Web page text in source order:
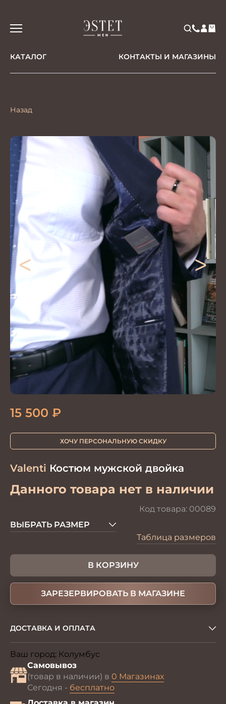
КАТАЛОГ КОНТАКТЫ И МАГАЗИНЫ
Назад
< >
Valenti Костюм мужской двойка
Данного товара нет в наличии
Код товара: 00089
15 500 ₽
ХОЧУ ПЕРСОНАЛЬНУЮ СКИДКУ
ВЫБРАТЬ РАЗМЕР
Таблица размеров
В КОРЗИНУ
ЗАРЕЗЕРВИРОВАТЬ В МАГАЗИНЕ
ДОСТАВКА И ОПЛАТА
Ваш город: Колумбус
Самовывоз
(товар в наличии) в 0 Магазинах
Сегодня - бесплатно